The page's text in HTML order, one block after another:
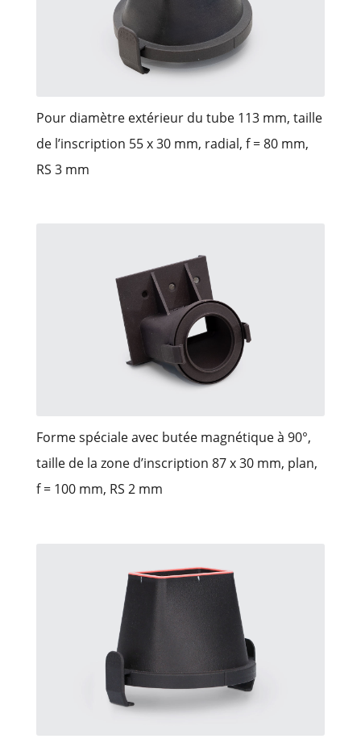
Pour diamètre extérieur du tube 113 mm, taille
de l’inscription 55 x 30 mm, radial, f = 80 mm,
RS 3 mm
Forme spéciale avec butée magnétique à 90°,
taille de la zone d’inscription 87 x 30 mm, plan,
f = 100 mm, RS 2 mm